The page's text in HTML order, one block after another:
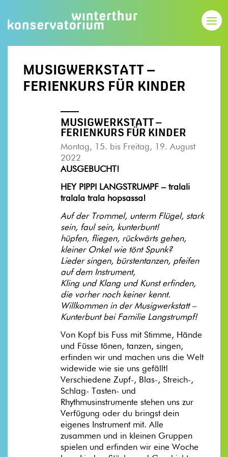
MUSIGWERKSTATT –
FERIENKURS FÜR KINDER
MUSIGWERKSTATT –
FERIENKURS FÜR KINDER
Montag, 15. bis Freitag, 19. August
2022
AUSGEBUCHT!
HEY PIPPI LANGSTRUMPF – tralali
tralala trala hopsassa!
Auf der Trommel, unterm Flügel, stark
sein, faul sein, kunterbunt!
hüpfen, fliegen, rückwärts gehen,
kleiner Onkel wie tönt Spunk?
Lieder singen, bürstentanzen, pfeifen
auf dem Instrument,
Kling und Klang und Kunst erfinden,
die vorher noch keiner kennt.
Willkommen in der Musigwerkstatt –
Kunterbunt bei Familie Langstrumpf!
Von Kopf bis Fuss mit Stimme, Hände
und Füsse tönen, tanzen, singen,
erfinden wir und machen uns die Welt
widewide wie sie uns gefällt!
Verschiedene Zupf-, Blas-, Streich-,
Schlag- Tasten- und
Rhythmusinstrumente stehen uns zur
Verfügung oder du bringst dein
eigenes Instrument mit. Alle
zusammen und in kleinen Gruppen
spielen und erfinden wir eine Woche